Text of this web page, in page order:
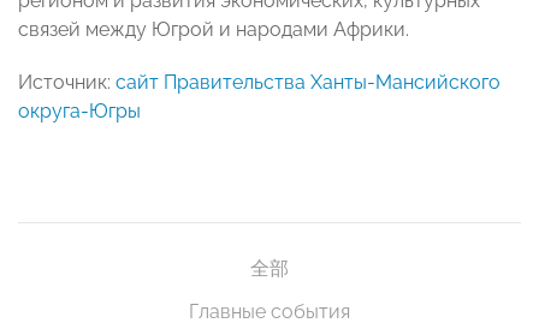
связей между Югрой и народами Африки.
Источник: сайт Правительства Ханты-Мансийского
округа-Югры
全部
Главные события